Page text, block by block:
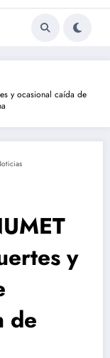
y ocasional caída de
y
de